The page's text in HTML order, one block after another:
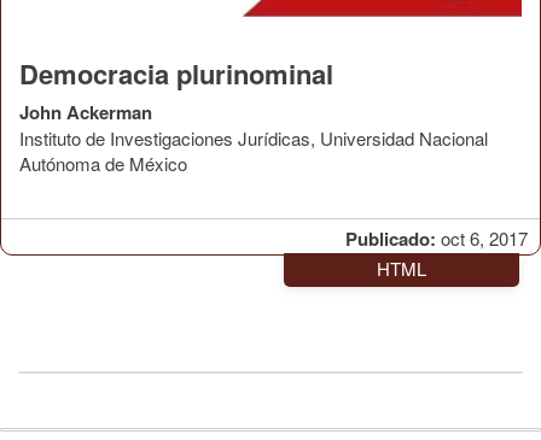
Publicado: oct 6, 2017
Democracia plurinominal
John Ackerman
Instituto de Investigaciones Jurídicas, Universidad Nacional
Autónoma de México
HTML